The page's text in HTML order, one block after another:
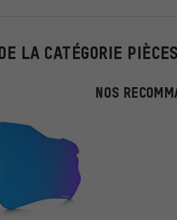
LA CATÉGORIE
NOS